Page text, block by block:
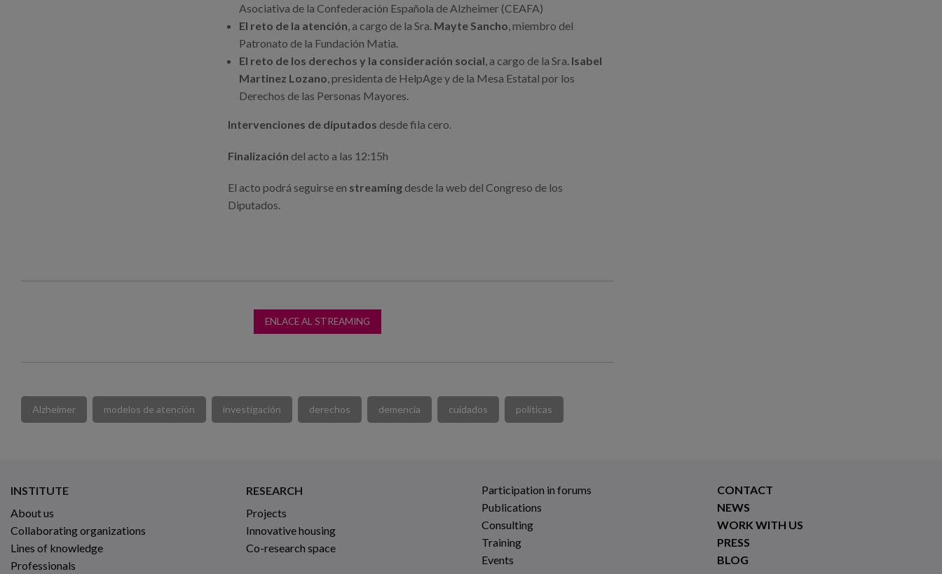
Asociativa de la Confederación Española de Alzheimer (CEAFA)
El reto de la atención, a cargo de la Sra. Mayte Sancho, miembro del
Patronato de la Fundación Matia.
El reto de los derechos y la consideración social, a cargo de la Sra. Isabel
Martinez Lozano, presidenta de HelpAge y de la Mesa Estatal por los
Derechos de las Personas Mayores.
Intervenciones de diputados desde fila cero.
Finalización del acto a las 12:15h
El acto podrá seguirse en streaming desde la web del Congreso de los
Diputados.
ENLACE AL STREAMING
Alzheimer modelos de atención investigación derechos demencia cuidados políticas
INSTITUTE
About us
Collaborating organizations
Lines of knowledge
Professionals
RESEARCH
Projects
Innovative housing
Co-research space
Participation in forums
Publications
Consulting
Training
Events
CONTACT
NEWS
WORK WITH US
PRESS
BLOG